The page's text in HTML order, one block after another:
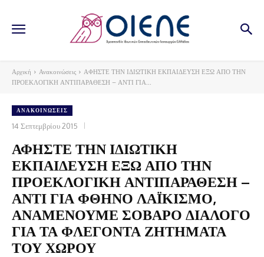
Αρχική Ανακοινώσεις
ΑΦΗΣΤΕ ΤΗΝ ΙΔΙΩΤΙΚΗ ΕΚΠΑΙΔΕΥΣΗ ΕΞΩ ΑΠΟ ΤΗΝ
ΠΡΟΕΚΛΟΓΙΚΗ ΑΝΤΙΠΑΡΑΘΕΣΗ – ΑΝΤΙ ΓΙΑ...
ΑΝΑΚΟΙΝΏΣΕΙΣ
14 Σεπτεμβρίου 2015
ΑΦΗΣΤΕ ΤΗΝ ΙΔΙΩΤΙΚΗ
ΕΚΠΑΙΔΕΥΣΗ ΕΞΩ ΑΠΟ ΤΗΝ
ΠΡΟΕΚΛΟΓΙΚΗ ΑΝΤΙΠΑΡΑΘΕΣΗ –
ΑΝΤΙ ΓΙΑ ΦΘΗΝΟ ΛΑΪΚΙΣΜΟ,
ΑΝΑΜΕΝΟΥΜΕ ΣΟΒΑΡΟ ΔΙΑΛΟΓΟ
ΓΙΑ ΤΑ ΦΛΕΓΟΝΤΑ ΖΗΤΗΜΑΤΑ
ΤΟΥ ΧΩΡΟΥ